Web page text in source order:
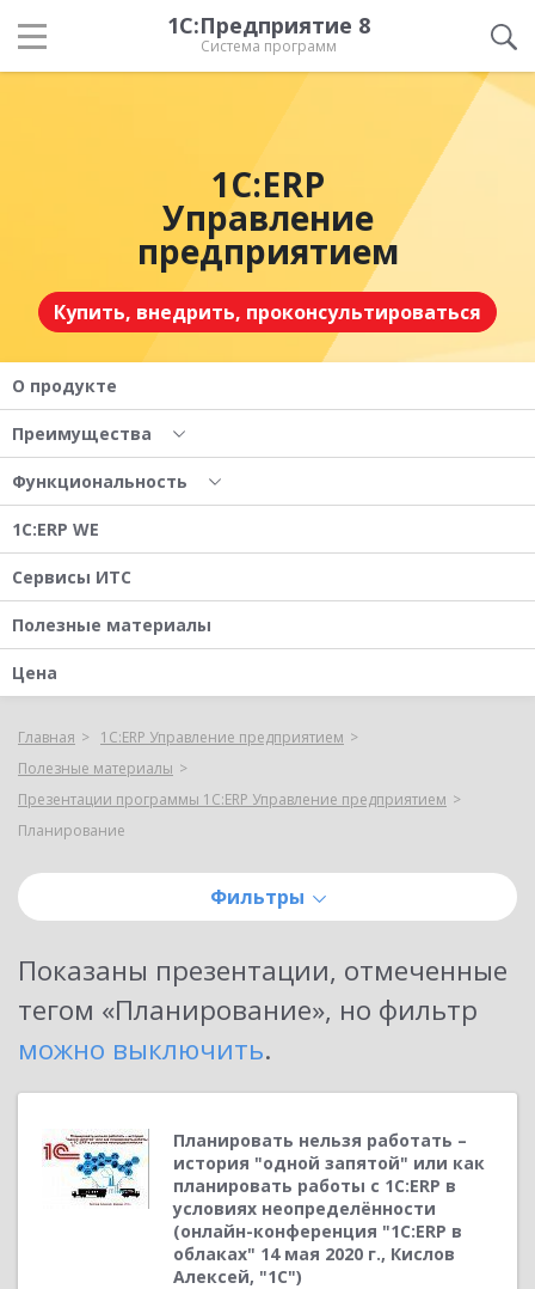
1С:Предприятие 8
Система программ
1С:ERP
Управление
предприятием
Купить, внедрить, проконсультироваться
О продукте
Преимущества
Функциональность
1С:ERP WE
Сервисы ИТС
Полезные материалы
Цена
Главная
1С:ERP Управление предприятием
Полезные материалы
Презентации программы 1С:ERP Управление предприятием
Планирование
Фильтры
Показаны презентации, отмеченные
тегом «Планирование», но фильтр
можно выключить.
Планировать нельзя работать –
история "одной запятой" или как
планировать работы с 1С:ERP в
условиях неопределённости
(онлайн-конференция "1С:ERP в
облаках" 14 мая 2020 г., Кислов
Алексей, "1С")